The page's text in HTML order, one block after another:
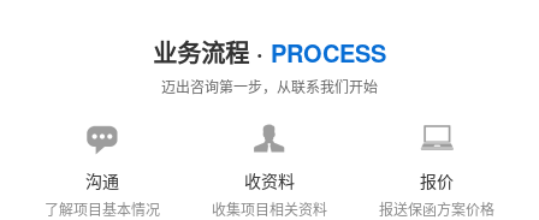
业务流程 · PROCESS
迈出咨询第一步，从联系我们开始
沟通
了解项目基本情况
收资料
收集项目相关资料
报价
报送保函方案价格